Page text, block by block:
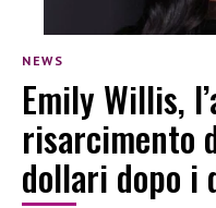
NEWS
Emily Willis,
risarcimento
dollari dopo